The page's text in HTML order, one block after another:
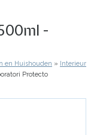
-
en Huishouden
Interieur
Protecto